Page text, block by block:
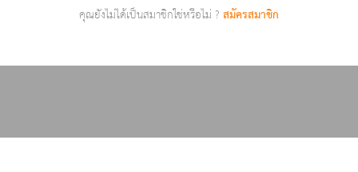
คุณยังไม่ได้เป็นสมาชิกใช่หรือไม่ ?สมัครสมาชิก